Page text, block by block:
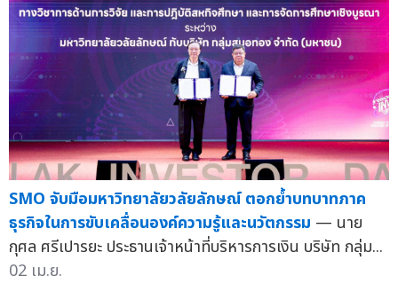
SMO จับมือมหาวิทยาลัยวลัยลักษณ์ ตอกย้ำบทบาทภาค
ธุรกิจในการขับเคลื่อนองค์ความรู้และนวัตกรรม — นาย
กุศล ศรีเปารยะ ประธานเจ้าหน้าที่บริหารการเงิน บริษัท กลุ่ม...
02 เม.ย.